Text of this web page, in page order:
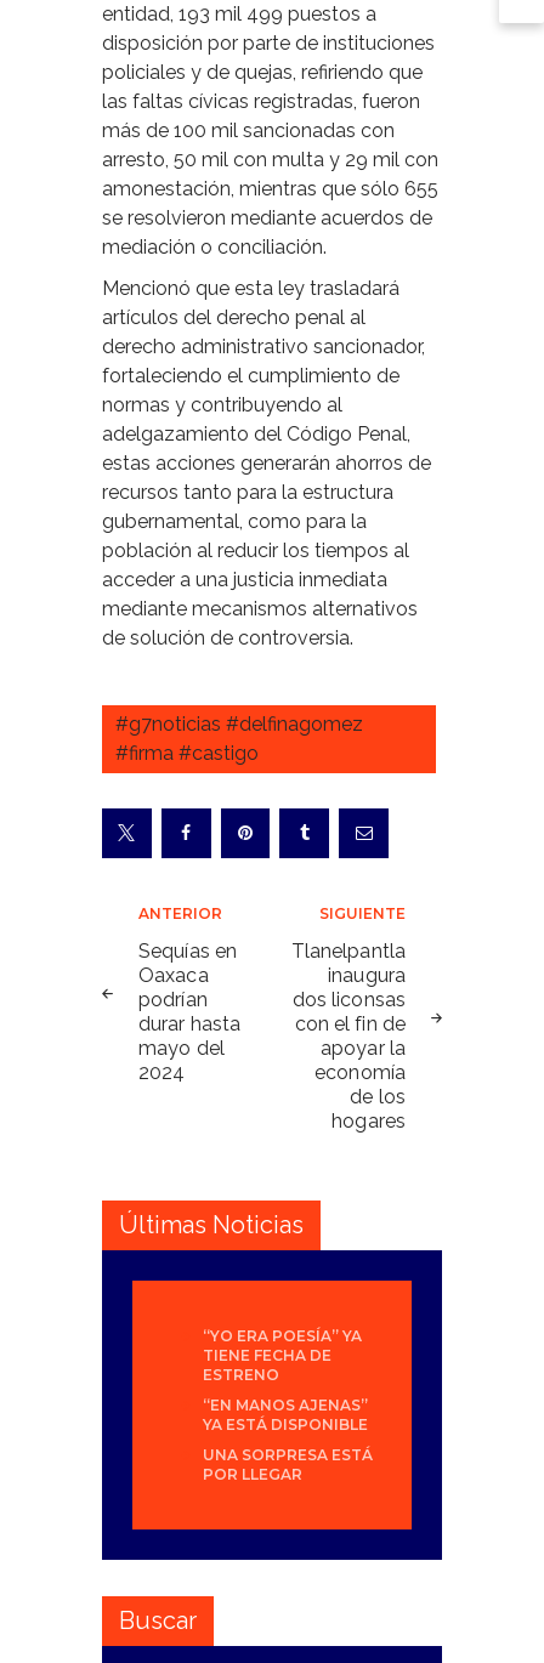
entidad, 193 mil 499 puestos a
disposición por parte de instituciones
policiales y de quejas, refiriendo que
las faltas cívicas registradas, fueron
más de 100 mil sancionadas con
arresto, 50 mil con multa y 29 mil con
amonestación, mientras que sólo 655
se resolvieron mediante acuerdos de
mediación o conciliación.
Mencionó que esta ley trasladará
artículos del derecho penal al
derecho administrativo sancionador,
fortaleciendo el cumplimiento de
normas y contribuyendo al
adelgazamiento del Código Penal,
estas acciones generarán ahorros de
recursos tanto para la estructura
gubernamental, como para la
población al reducir los tiempos al
acceder a una justicia inmediata
mediante mecanismos alternativos
de solución de controversia.
#g7noticias #delfinagomez
#firma #castigo
Navegación
de
entradas
ANTERIOR
Sequías en
Oaxaca
podrían
durar hasta
mayo del
2024
SIGUIENTE
Tlanelpantla
inaugura
dos liconsas
con el fin de
apoyar la
economía
de los
hogares
Últimas Noticias
“YO ERA POESÍA” YA
TIENE FECHA DE
ESTRENO
“EN MANOS AJENAS”
YA ESTÁ DISPONIBLE
UNA SORPRESA ESTÁ
POR LLEGAR
Buscar